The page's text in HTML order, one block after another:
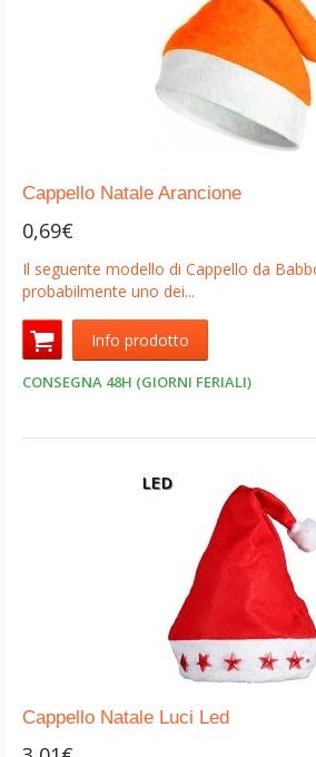
Cappello Natale Arancione
0,69€
Il seguente modello di Cappello da
probabilmente uno dei...
Info prodotto
CONSEGNA 48H (GIORNI FERIALI)
Cappello Natale Luci Led